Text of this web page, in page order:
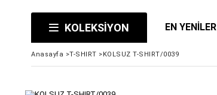
KOLEKSİYON EN YENİLER
Anasayfa >T-SHIRT >KOLSUZ T-SHIRT/0039